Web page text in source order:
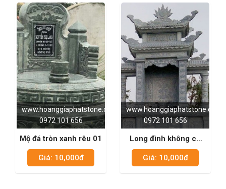
www.hoanggiaphatstone.com
0972 101 656
Mộ đá tròn xanh rêu 01
Giá: 10,000đ
www.hoanggiaphatstone.com
0972 101 656
Long đình không có
cánh xanh đen 01
Giá: 10,000đ